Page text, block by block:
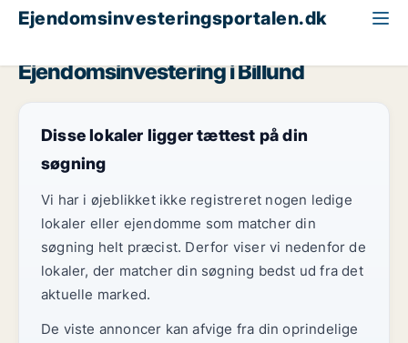
Ejendomsinvesteringsportalen.dk
Ejendomsinvestering i Billund
Disse lokaler ligger tættest på din
søgning
Vi har i øjeblikket ikke registreret nogen ledige
lokaler eller ejendomme som matcher din
søgning helt præcist. Derfor viser vi nedenfor de
lokaler, der matcher din søgning bedst ud fra det
aktuelle marked.
De viste annoncer kan afvige fra din oprindelige